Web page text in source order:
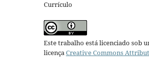
Currículo
Este trabalho está licenciado sob
licençaCreative Commons